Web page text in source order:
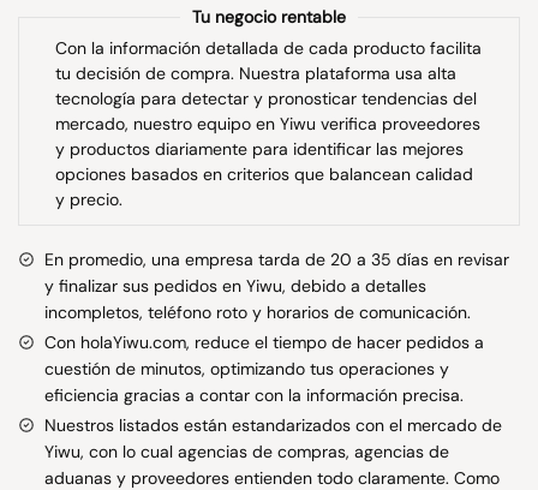
Tu negocio rentable
Con la información detallada de cada producto facilita
tu decisión de compra. Nuestra plataforma usa alta
tecnología para detectar y pronosticar tendencias del
mercado, nuestro equipo en Yiwu verifica proveedores
y productos diariamente para identificar las mejores
opciones basados en criterios que balancean calidad
y precio.
En promedio, una empresa tarda de 20 a 35 días en revisar
y finalizar sus pedidos en Yiwu, debido a detalles
incompletos, teléfono roto y horarios de comunicación.
Con holaYiwu.com, reduce el tiempo de hacer pedidos a
cuestión de minutos, optimizando tus operaciones y
eficiencia gracias a contar con la información precisa.
Nuestros listados están estandarizados con el mercado de
Yiwu, con lo cual agencias de compras, agencias de
aduanas y proveedores entienden todo claramente. Como